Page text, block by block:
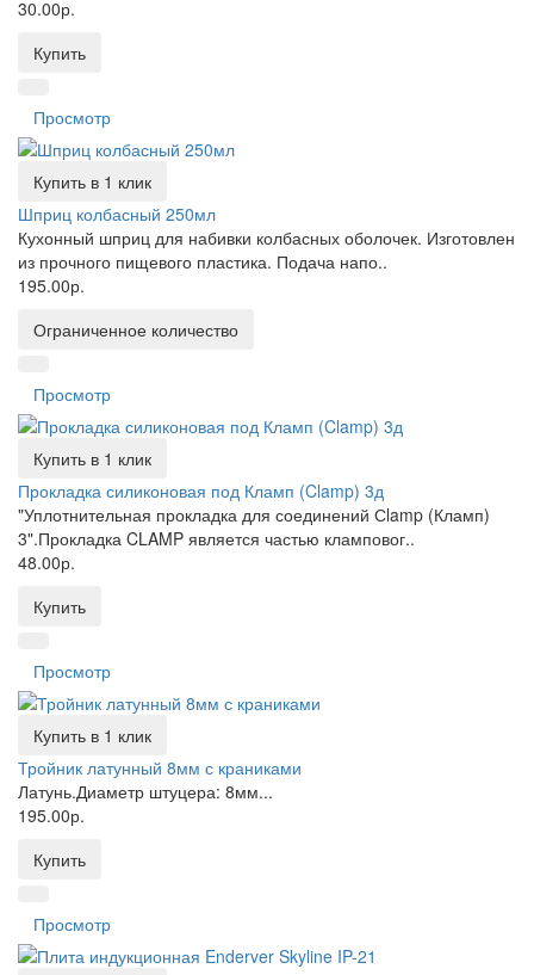
30.00р.
Купить
Просмотр
Купить в 1 клик
Шприц колбасный 250мл
Кухонный шприц для набивки колбасных оболочек. Изготовлен
из прочного пищевого пластика. Подача напо..
195.00р.
Ограниченное количество
Просмотр
Купить в 1 клик
Прокладка силиконовая под Кламп (Clamp) 3д
"Уплотнительная прокладка для соединений Сlamp (Кламп)
3".Прокладка CLAMP является частью кламповог..
48.00р.
Купить
Просмотр
Купить в 1 клик
Тройник латунный 8мм с краниками
Латунь.Диаметр штуцера: 8мм...
195.00р.
Купить
Просмотр